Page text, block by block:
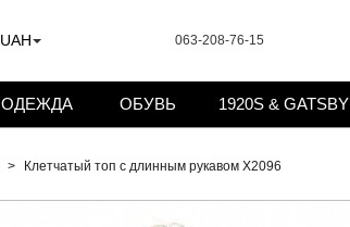
UAH 063-208-76-15
Клетчатый топ с длинным рукавом X2096
ОДЕЖДА ОБУВЬ 1920S & GATSBY